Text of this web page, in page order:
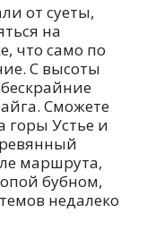
от суеты,
на
что само по
С высоты
Сможете
горы Устье и
маршрута,
бубном,
недалеко